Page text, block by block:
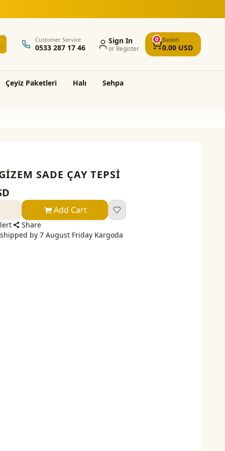
Customer Service
0533 287 17 46
Sign In
or Register
0 Basket
0.00USD
Çeyi̇z Paketleri̇ Halı Sehpa
SADE ÇAY TEPSİ
Add Cart
Share
by 7 August Friday Kargoda